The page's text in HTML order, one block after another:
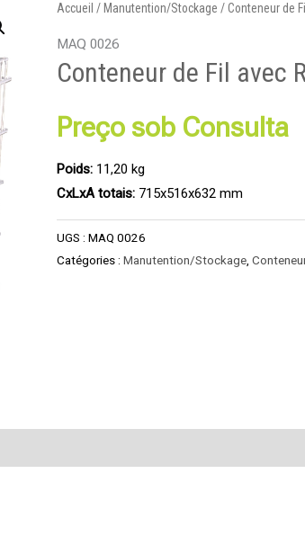
Accueil / Manutention/Stockage / Conteneur de
MAQ 0026
Conteneur de Fil avec
Preço sob Consulta
Poids: 11,20 kg
CxLxA totais: 715x516x632 mm
UGS :MAQ 0026
Catégories :Manutention/Stockage ,